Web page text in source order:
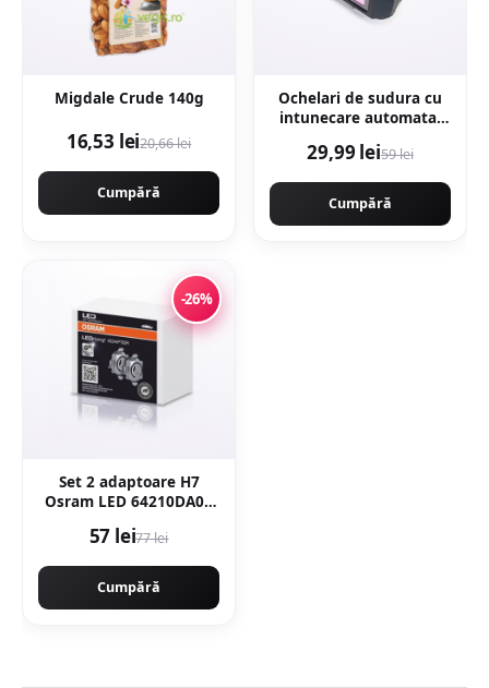
Migdale Crude 140g
16,53 lei20,66 lei
Cumpără
Ochelari de sudura cu
intunecare automata,
DIN15, Protectie UV,
29,99 lei59 lei
Cumpără
-26%
Set 2 adaptoare H7
Osram LED 64210DA03
VW
57 lei77 lei
Cumpără